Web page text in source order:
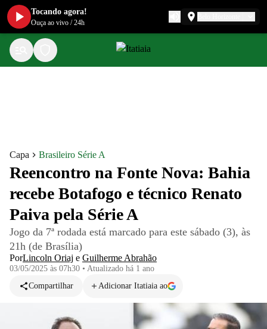
Capa Brasileiro Série A
Reencontro na Fonte Nova: Bahia
recebe Botafogo e técnico Renato
Paiva pela Série A
Jogo da 7ª rodada está marcado para este sábado (3), às
21h (de Brasília)
PorLincoln Oriaj e Guilherme Abrahão
03/05/2025 às 07h30 • Atualizado há 1 ano
Compartilhar
Adicionar Itatiaia ao
Tocando agora!
Ouça ao vivo /24h